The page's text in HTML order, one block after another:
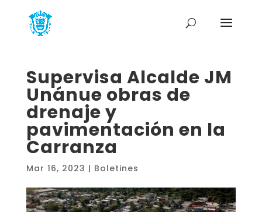
Supervisa Alcalde JM
Unánue obras de
drenaje y
pavimentación en la
Carranza
Mar 16, 2023 | Boletines